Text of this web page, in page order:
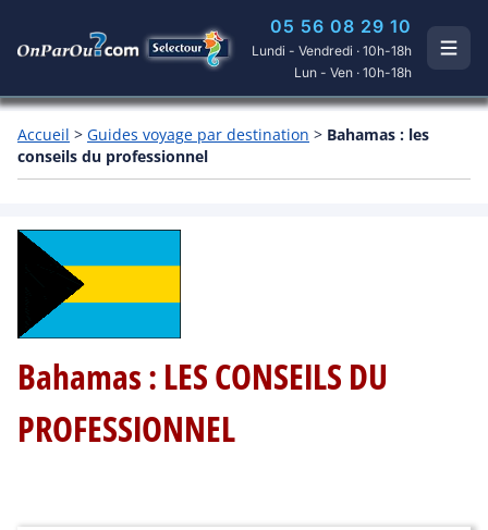
05 56 08 29 10
Lundi - Vendredi · 10h-18h
Lun - Ven · 10h-18h
Accueil > Guides voyage par destination > Bahamas : les
conseils du professionnel
Bahamas : LES CONSEILS DU
PROFESSIONNEL